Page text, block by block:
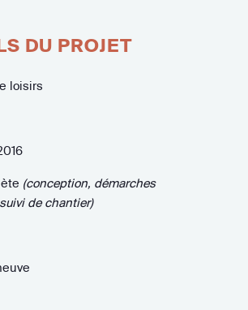
DU PROJET
loisirs
(conception, démarches
de chantier)